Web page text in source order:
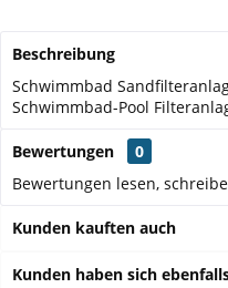
Beschreibung
Schwimmbad
Schwimmbad-Pool
Bewertungen
0
Bewertungen lesen,
Kunden kauften auch
Kunden haben sich